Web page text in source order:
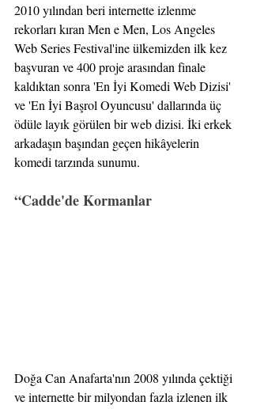
2010 yılından beri internette izlenme
rekorları kıran Men e Men, Los Angeles
Web Series Festival'ine ülkemizden ilk kez
başvuran ve 400 proje arasından finale
kaldıktan sonra 'En İyi Komedi Web Dizisi'
ve 'En İyi Başrol Oyuncusu' dallarında üç
ödüle layık görülen bir web dizisi. İki erkek
arkadaşın başından geçen hikâyelerin
komedi tarzında sunumu.
“Cadde'de Kormanlar
Doğa Can Anafarta'nın 2008 yılında çektiği
ve internette bir milyondan fazla izlenen ilk